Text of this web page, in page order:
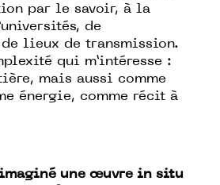
par le savoir, à la
de
lieux de transmission.
qui m’intéresse :
mais aussi comme
énergie, comme récit à
imaginé une œuvre in situ